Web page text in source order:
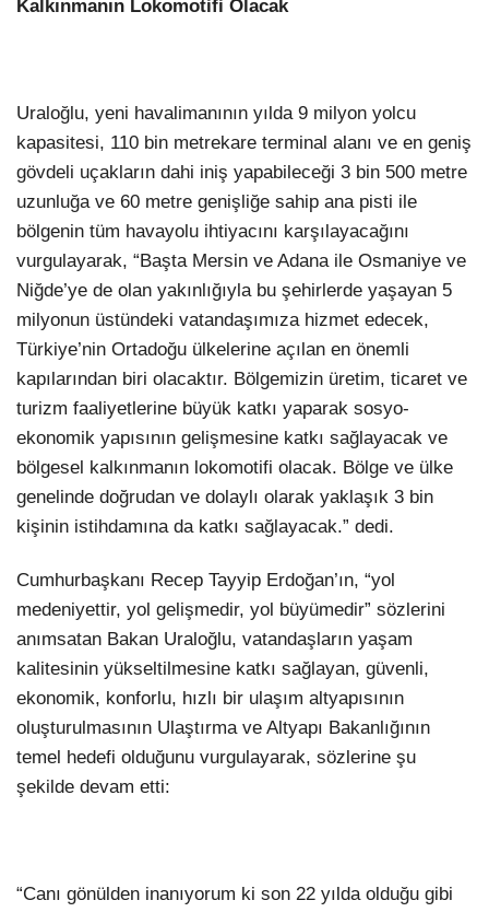
Kalkınmanın Lokomotifi Olacak
Uraloğlu, yeni havalimanının yılda 9 milyon yolcu
kapasitesi, 110 bin metrekare terminal alanı ve en geniş
gövdeli uçakların dahi iniş yapabileceği 3 bin 500 metre
uzunluğa ve 60 metre genişliğe sahip ana pisti ile
bölgenin tüm havayolu ihtiyacını karşılayacağını
vurgulayarak, “Başta Mersin ve Adana ile Osmaniye ve
Niğde’ye de olan yakınlığıyla bu şehirlerde yaşayan 5
milyonun üstündeki vatandaşımıza hizmet edecek,
Türkiye’nin Ortadoğu ülkelerine açılan en önemli
kapılarından biri olacaktır. Bölgemizin üretim, ticaret ve
turizm faaliyetlerine büyük katkı yaparak sosyo-
ekonomik yapısının gelişmesine katkı sağlayacak ve
bölgesel kalkınmanın lokomotifi olacak. Bölge ve ülke
genelinde doğrudan ve dolaylı olarak yaklaşık 3 bin
kişinin istihdamına da katkı sağlayacak.” dedi.
Cumhurbaşkanı Recep Tayyip Erdoğan’ın, “yol
medeniyettir, yol gelişmedir, yol büyümedir” sözlerini
anımsatan Bakan Uraloğlu, vatandaşların yaşam
kalitesinin yükseltilmesine katkı sağlayan, güvenli,
ekonomik, konforlu, hızlı bir ulaşım altyapısının
oluşturulmasının Ulaştırma ve Altyapı Bakanlığının
temel hedefi olduğunu vurgulayarak, sözlerine şu
şekilde devam etti:
“Canı gönülden inanıyorum ki son 22 yılda olduğu gibi